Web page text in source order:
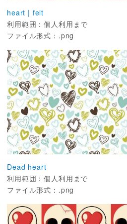
heart | felt
利用範囲：個人利用まで
ファイル形式：.png
Dead heart
利用範囲：個人利用まで
ファイル形式：.png